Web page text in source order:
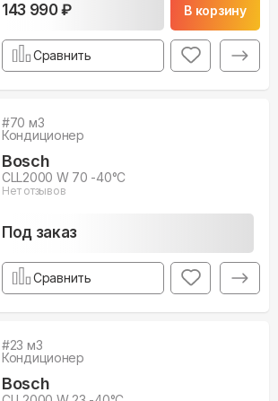
143 990 ₽ В корзину
Сравнить
#70 м3
Кондиционер
Bosch
CLL2000 W 70 -40°С
Нет отзывов
Под заказ
Сравнить
#23 м3
Кондиционер
Bosch